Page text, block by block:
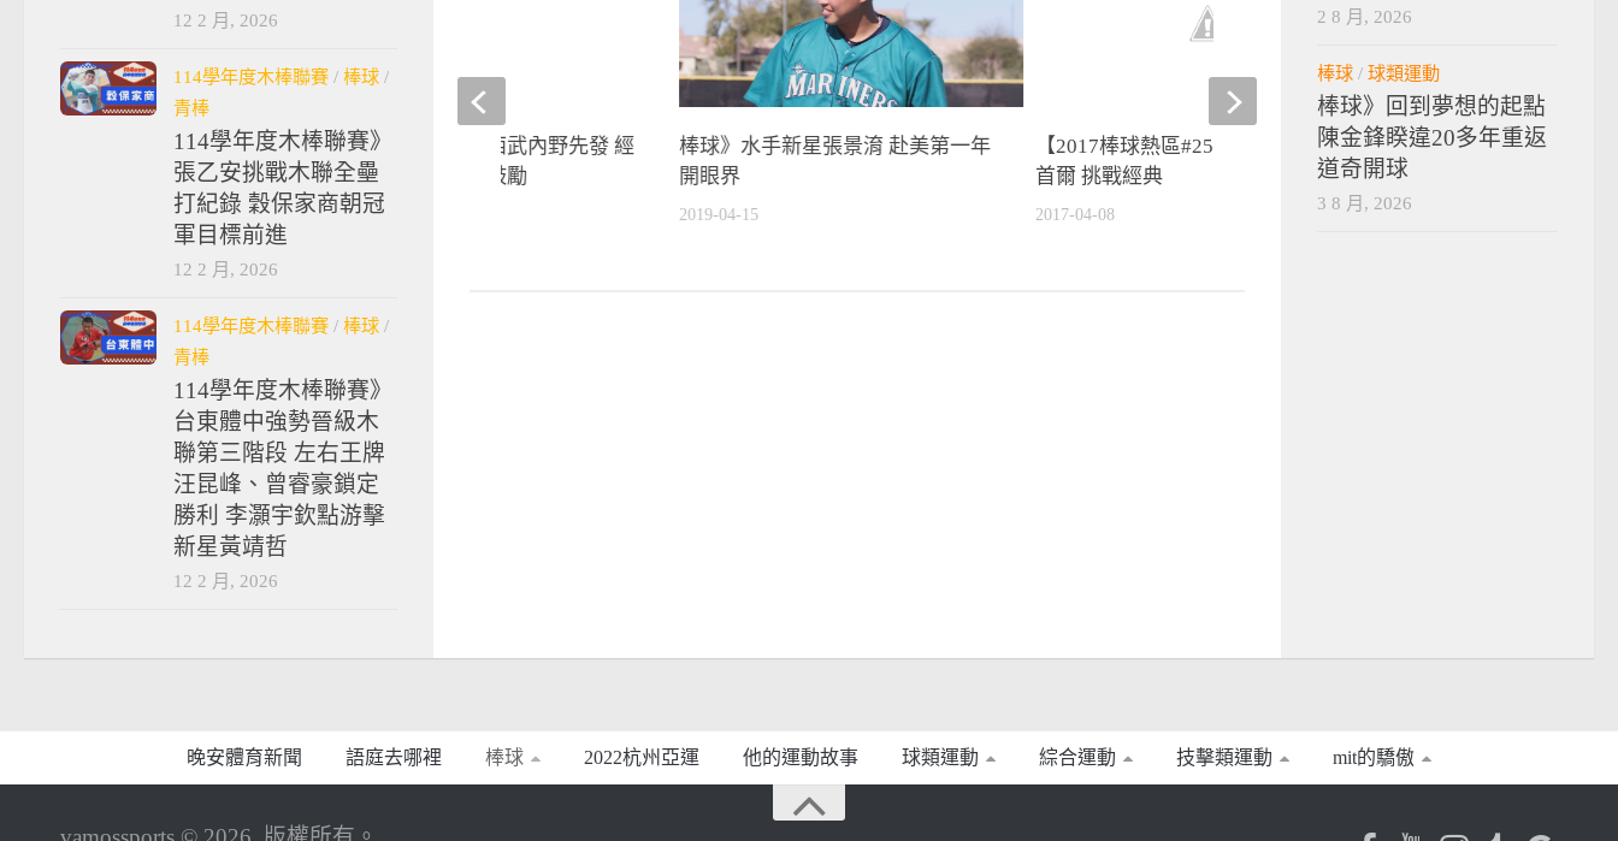
棒球》水手新星張景淯 赴美第一年
開眼界
2019-04-15
【2017棒球熱區#25】中華隊前進
首爾 挑戰經典
2017-04-08
【晚安體育新聞】東吳
英九職棒球星到場力挺
2016-11-06
棒球》吳念庭力拚西武內野先發 經
典賽隊友暖心跨海鼓勵
2023-05-07
12 2 月, 2026
114學年度木棒聯賽 / 棒球 /
青棒
114學年度木棒聯賽》
張乙安挑戰木聯全壘
打紀錄 穀保家商朝冠
軍目標前進
12 2 月, 2026
114學年度木棒聯賽 / 棒球 /
青棒
114學年度木棒聯賽》
台東體中強勢晉級木
聯第三階段 左右王牌
汪昆峰、曾睿豪鎖定
勝利 李灝宇欽點游擊
新星黃靖哲
12 2 月, 2026
2 8 月, 2026
棒球 / 球類運動
棒球》回到夢想的起點
陳金鋒睽違20多年重返
道奇開球
3 8 月, 2026
晚安體育新聞 語庭去哪裡 棒球 2022杭州亞運 他的運動故事 球類運動 綜合運動 技擊類運動 mit的驕傲